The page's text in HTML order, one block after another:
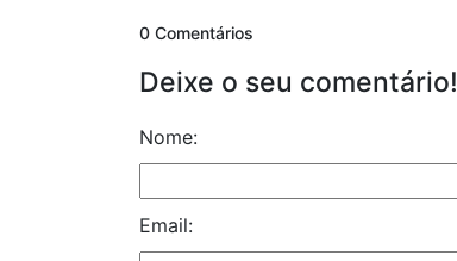
0 Comentários
Deixe o seu comentário!
Nome:
Email: